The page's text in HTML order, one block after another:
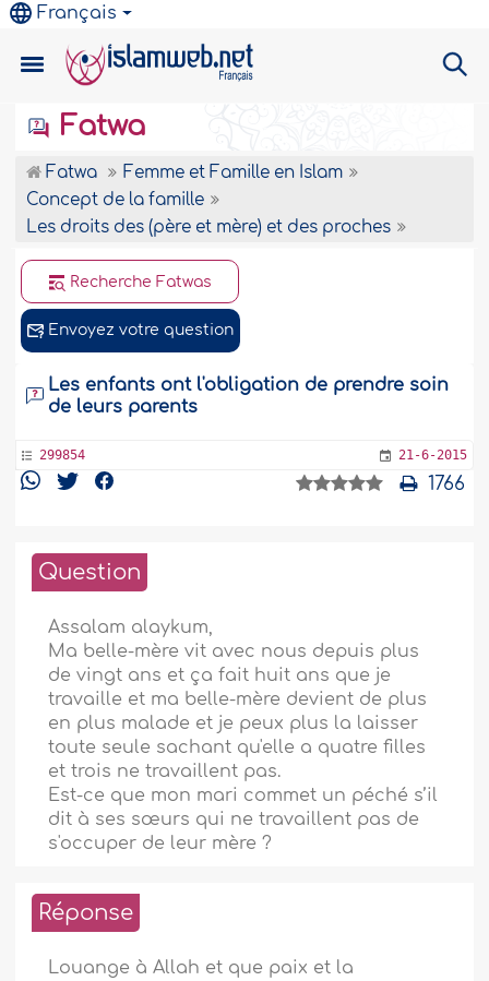
Français
Fatwa
Fatwa
Femme et Famille en Islam
Concept de la famille
Les droits des (père et mère) et des proches
Recherche Fatwas
Envoyez votre question
Les enfants ont l'obligation de prendre soin
de leurs parents
299854 21-6-2015
1766
Question
Assalam alaykum,
Ma belle-mère vit avec nous depuis plus
de vingt ans et ça fait huit ans que je
travaille et ma belle-mère devient de plus
en plus malade et je peux plus la laisser
toute seule sachant qu'elle a quatre filles
et trois ne travaillent pas.
Est-ce que mon mari commet un péché s’il
dit à ses sœurs qui ne travaillent pas de
s'occuper de leur mère ?
Réponse
Louange à Allah et que paix et la